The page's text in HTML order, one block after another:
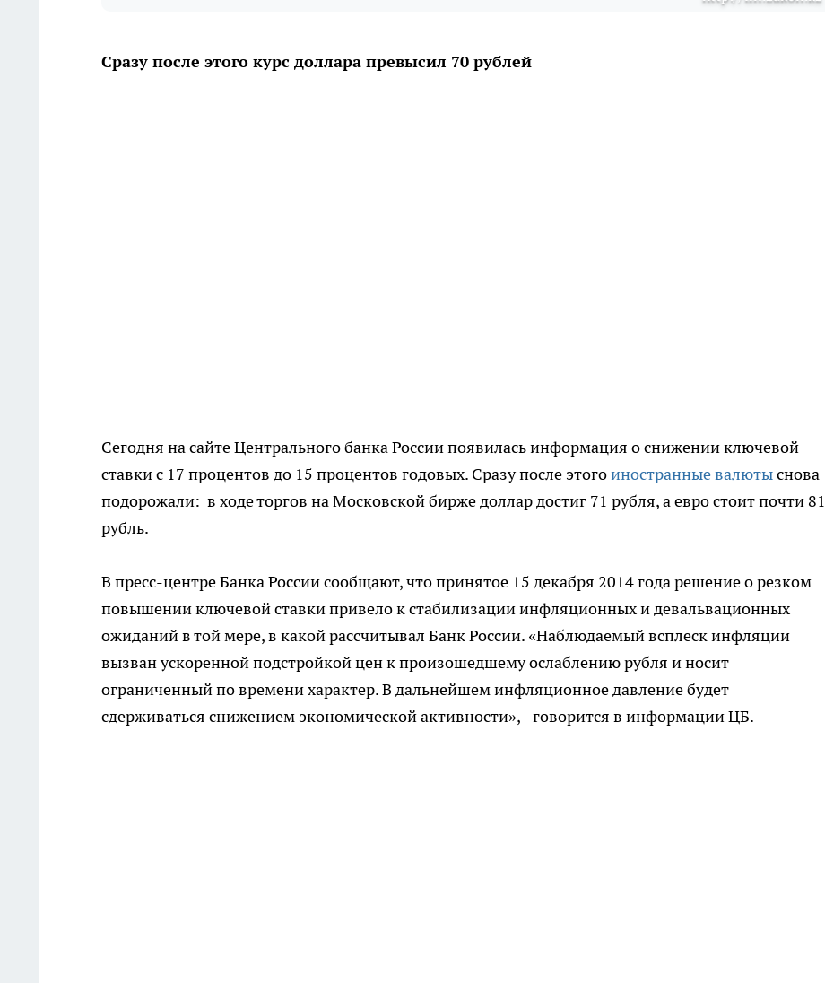
Сразу после этого курс доллара превысил 70 рублей
Сегодня на сайте Центрального банка России появилась информация о снижении ключевой
ставки с 17 процентов до 15 процентов годовых. Сразу после этогоиностранные валютыснова
подорожали: в ходе торгов на Московской бирже доллар достиг 71 рубля, а евро стоит почти 81
рубль.
В пресс-центре Банка России сообщают, что принятое 15 декабря 2014 года решение о резком
повышении ключевой ставки привело к стабилизации инфляционных и девальвационных
ожиданий в той мере, в какой рассчитывал Банк России. «Наблюдаемый всплеск инфляции
вызван ускоренной подстройкой цен к произошедшему ослаблению рубля и носит
ограниченный по времени характер. В дальнейшем инфляционное давление будет
сдерживаться снижением экономической активности», - говорится в информации ЦБ.